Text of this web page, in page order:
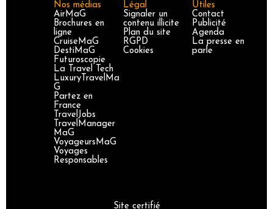
Nos médias
AirMaG
Brochures en
ligne
CruiseMaG
DestiMaG
Futuroscopie
La Travel Tech
LuxuryTravelMa
G
Partez en
France
TravelJobs
TravelManager
MaG
VoyageursMaG
Voyages
Responsables
Légal
Signaler un
contenu illicite
Plan du site
RGPD
Cookies
Utiles
Contact
Publicité
Agenda
La presse en
parle
Site certifié